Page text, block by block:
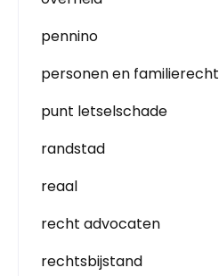
pennino
personen en familierecht
punt letselschade
randstad
reaal
recht advocaten
rechtsbijstand